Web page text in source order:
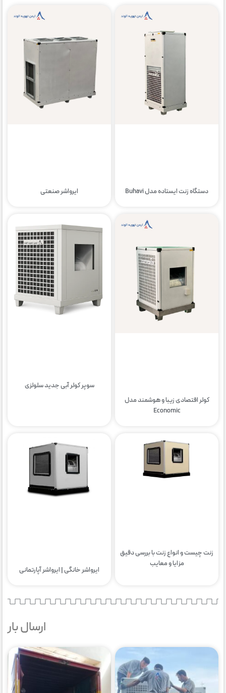
دستگاه زنت ایستاده مدل Buhavi ایرواشر صنعتی
کولر اقتصادی زیبا و هوشمند مدل
Economic
سوپر کولر آبی جدید سلولزی
زنت چیست و انواع زنت با بررسی دقیق
مزایا و معایب
ایرواشر خانگی | ایرواشر آپارتمانی
ارسال بار